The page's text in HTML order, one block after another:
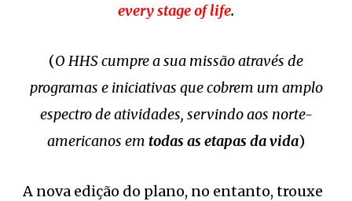
every stage of life.
(O HHS cumpre a sua missão através de
programas e iniciativas que cobrem um amplo
espectro de atividades, servindo aos norte-
americanos em todas as etapas da vida)
A nova edição do plano, no entanto, trouxe